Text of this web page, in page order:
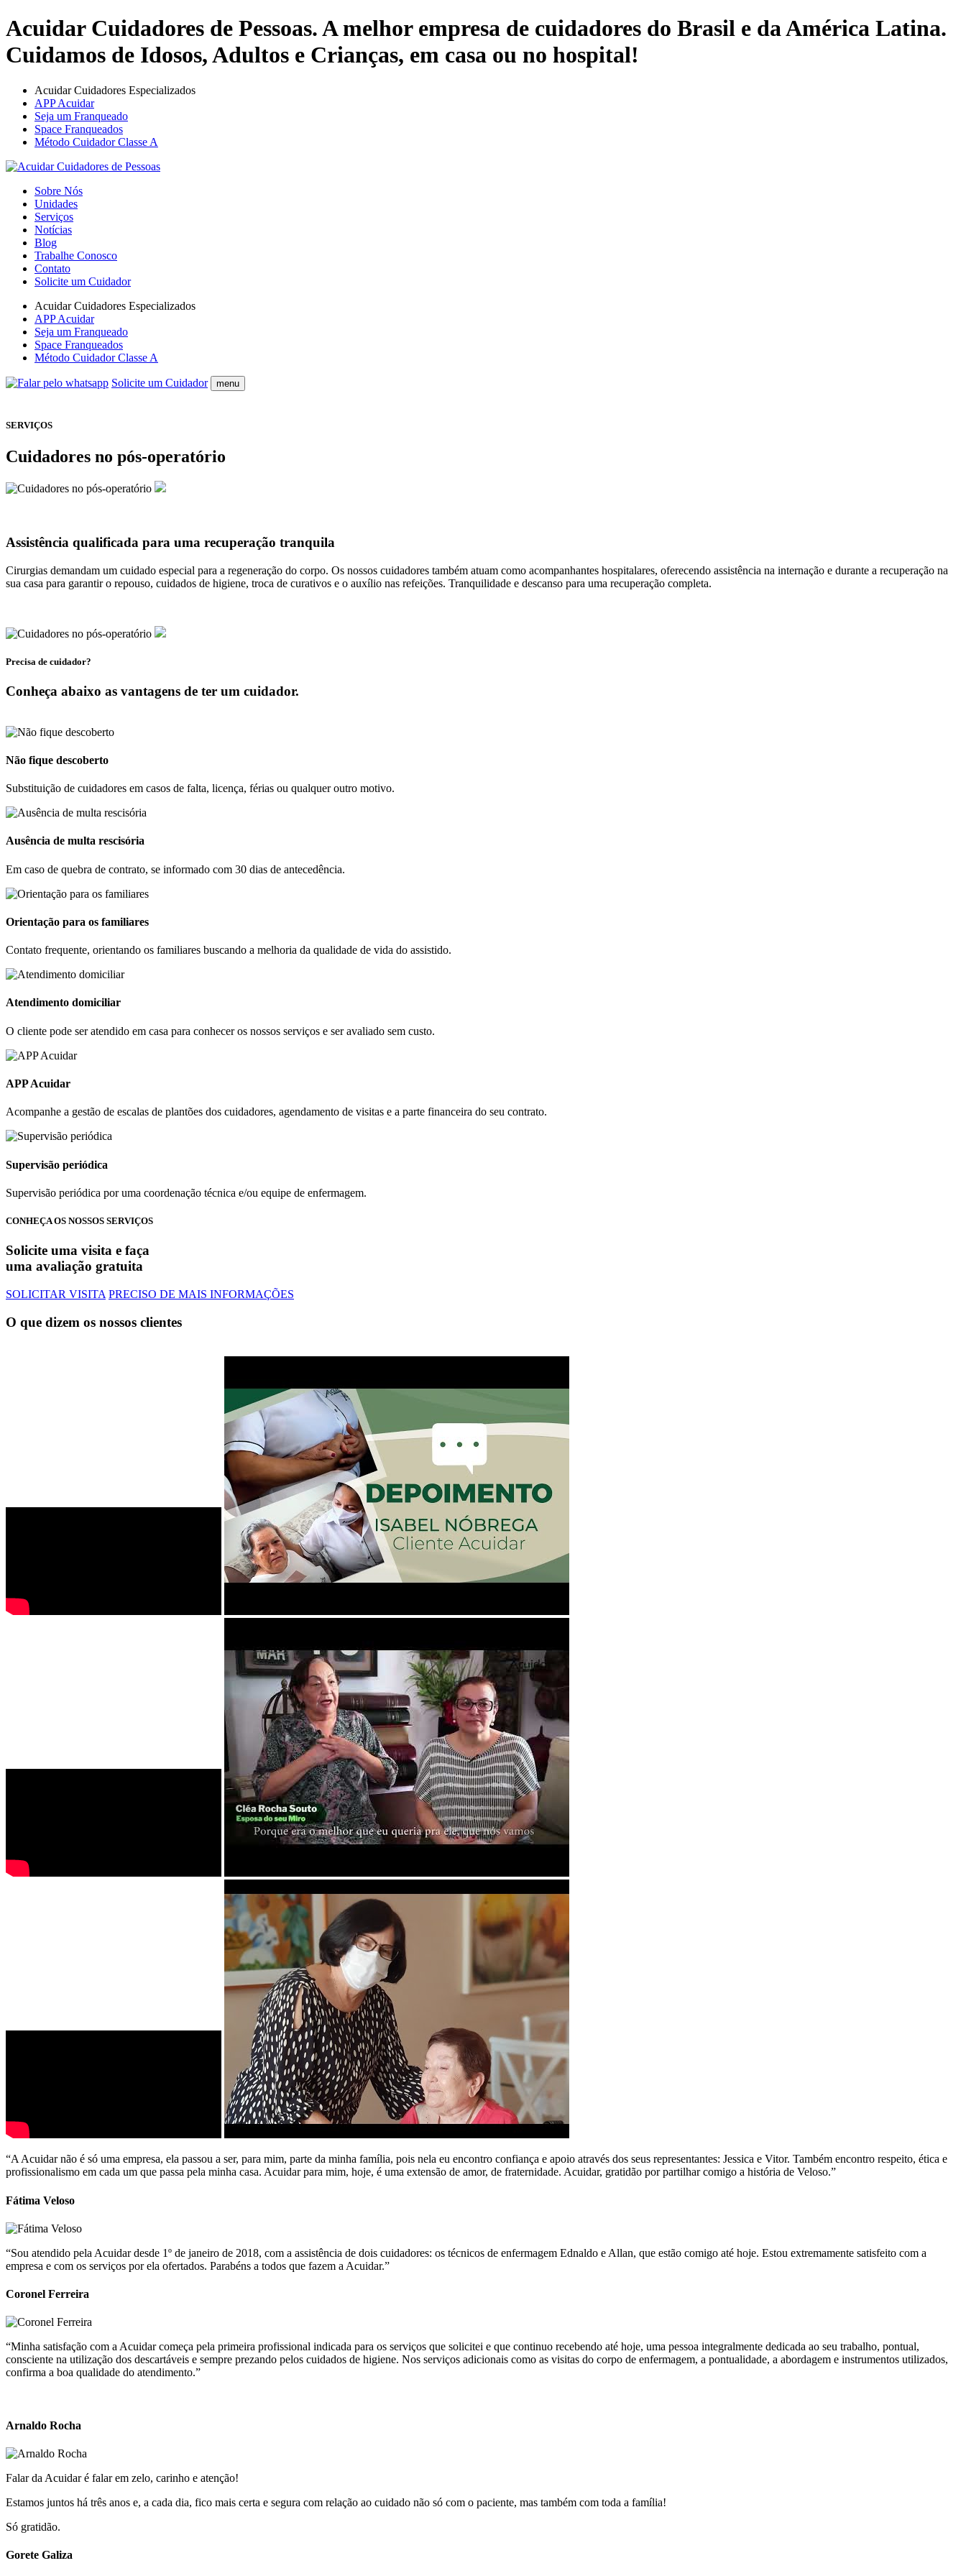
Acuidar Cuidadores de Pessoas. A melhor empresa de cuidadores do Brasil e da América Latina.
Cuidamos de Idosos, Adultos e Crianças, em casa ou no hospital!
Acuidar Cuidadores Especializados
APP Acuidar
Seja um Franqueado
Space Franqueados
Método Cuidador Classe A
Sobre Nós
Unidades
Serviços
Notícias
Blog
Trabalhe Conosco
Contato
Solicite um Cuidador
Acuidar Cuidadores Especializados
APP Acuidar
Seja um Franqueado
Space Franqueados
Método Cuidador Classe A
Solicite um Cuidador menu
SERVIÇOS
Cuidadores no pós-operatório
Assistência qualificada para uma recuperação tranquila
Cirurgias demandam um cuidado especial para a regeneração do corpo. Os nossos cuidadores também atuam como acompanhantes hospitalares, oferecendo assistência na internação e durante a recuperação na
sua casa para garantir o repouso, cuidados de higiene, troca de curativos e o auxílio nas refeições. Tranquilidade e descanso para uma recuperação completa.
Precisa de cuidador?
Conheça abaixo as vantagens de ter um cuidador.
Não fique descoberto
Substituição de cuidadores em casos de falta, licença, férias ou qualquer outro motivo.
Ausência de multa rescisória
Em caso de quebra de contrato, se informado com 30 dias de antecedência.
Orientação para os familiares
Contato frequente, orientando os familiares buscando a melhoria da qualidade de vida do assistido.
Atendimento domiciliar
O cliente pode ser atendido em casa para conhecer os nossos serviços e ser avaliado sem custo.
APP Acuidar
Acompanhe a gestão de escalas de plantões dos cuidadores, agendamento de visitas e a parte financeira do seu contrato.
Supervisão periódica
Supervisão periódica por uma coordenação técnica e/ou equipe de enfermagem.
CONHEÇA OS NOSSOS SERVIÇOS
Solicite uma visita e faça
uma avaliação gratuita
SOLICITAR VISITA PRECISO DE MAIS INFORMAÇÕES
O que dizem os nossos clientes
“A Acuidar não é só uma empresa, ela passou a ser, para mim, parte da minha família, pois nela eu encontro confiança e apoio através dos seus representantes: Jessica e Vitor. Também encontro respeito, ética e
profissionalismo em cada um que passa pela minha casa. Acuidar para mim, hoje, é uma extensão de amor, de fraternidade. Acuidar, gratidão por partilhar comigo a história de Veloso.”
Fátima Veloso
“Sou atendido pela Acuidar desde 1º de janeiro de 2018, com a assistência de dois cuidadores: os técnicos de enfermagem Ednaldo e Allan, que estão comigo até hoje. Estou extremamente satisfeito com a
empresa e com os serviços por ela ofertados. Parabéns a todos que fazem a Acuidar.”
Coronel Ferreira
“Minha satisfação com a Acuidar começa pela primeira profissional indicada para os serviços que solicitei e que continuo recebendo até hoje, uma pessoa integralmente dedicada ao seu trabalho, pontual,
consciente na utilização dos descartáveis e sempre prezando pelos cuidados de higiene. Nos serviços adicionais como as visitas do corpo de enfermagem, a pontualidade, a abordagem e instrumentos utilizados,
confirma a boa qualidade do atendimento.”
Arnaldo Rocha
Falar da Acuidar é falar em zelo, carinho e atenção!
Estamos juntos há três anos e, a cada dia, fico mais certa e segura com relação ao cuidado não só com o paciente, mas também com toda a família!
Só gratidão.
Gorete Galiza